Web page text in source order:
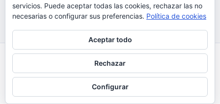
Política Cookies| Política Privacidad
© 2023 |ComoTocarViolin.Com
servicios. Puede aceptar todas las cookies, rechazar las no
necesarias o configurar sus preferencias. Política de cookies
Aceptar todo
Rechazar
Configurar